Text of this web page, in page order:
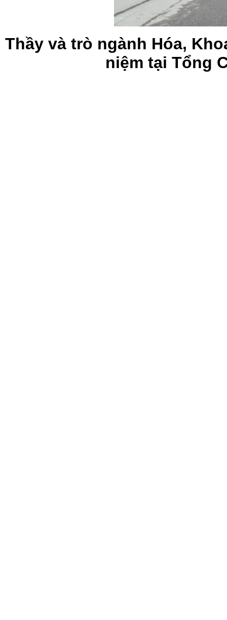
Thầy và trò ngành Hóa,
niệm tại Tổng